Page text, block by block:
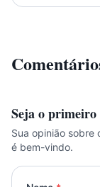
Seja o
Sua opinião
é bem-vindo.